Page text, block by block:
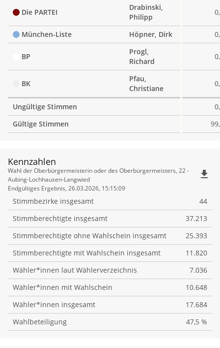
Die PARTEI
Drabinski,
Philipp
München-Liste Höpner, Dirk
BP
Progl,
Richard
BK
Pfau,
Christiane
Ungültige Stimmen
Gültige Stimmen
Kennzahlen
Kennzahlen
Wahl der Oberbürgermeisterin oder des Oberbürgermeisters, 22 -
Aubing-Lochhausen-Langwied
Endgültiges Ergebnis, 26.03.2026, 15:15:09
file_download
Stimmbezirke insgesamt
44
Stimmberechtigte insgesamt
37.213
Stimmberechtigte ohne Wahlschein insgesamt
25.393
Stimmberechtigte mit Wahlschein insgesamt
11.820
Wähler*innen laut Wählerverzeichnis
7.036
Wähler*innen mit Wahlschein
10.648
Wähler*innen insgesamt
17.684
Wahlbeteiligung
47,5 %